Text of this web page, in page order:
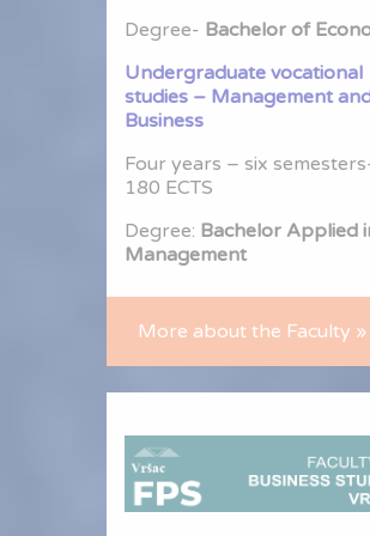
Degree- Bachelor of
Undergraduate vocational
studies – Management
Business
Four years – six
180 ECTS
Degree: Bachelor Applied
Management
More about the Faculty »